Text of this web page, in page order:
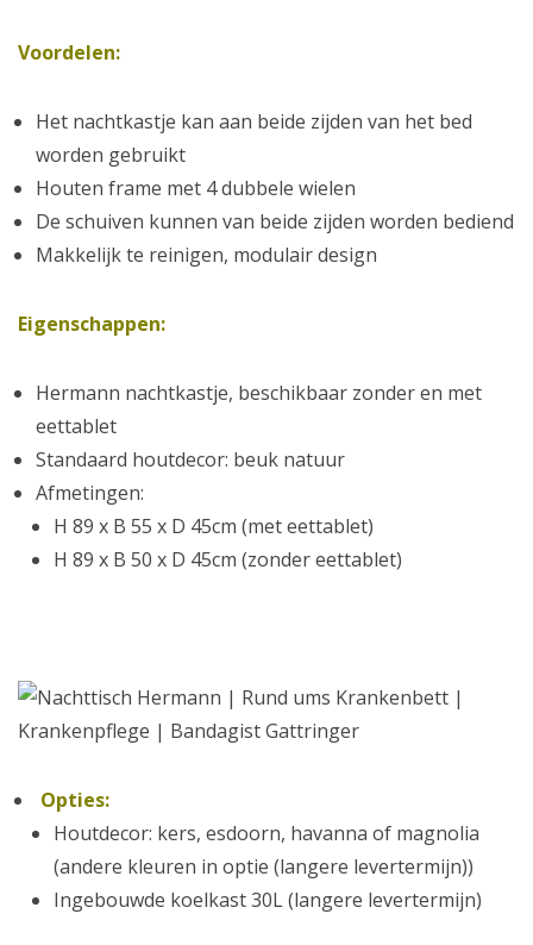
Voordelen:
Het nachtkastje kan aan beide zijden van het bed
worden gebruikt
Houten frame met 4 dubbele wielen
De schuiven kunnen van beide zijden worden bediend
Makkelijk te reinigen, modulair design
Eigenschappen:
Hermann nachtkastje, beschikbaar zonder en met
eettablet
Standaard houtdecor: beuk natuur
Afmetingen:
H 89 x B 55 x D 45cm (met eettablet)
H 89 x B 50 x D 45cm (zonder eettablet)
Opties:
Houtdecor: kers, esdoorn, havanna of magnolia
(andere kleuren in optie (langere levertermijn))
Ingebouwde koelkast 30L (langere levertermijn)